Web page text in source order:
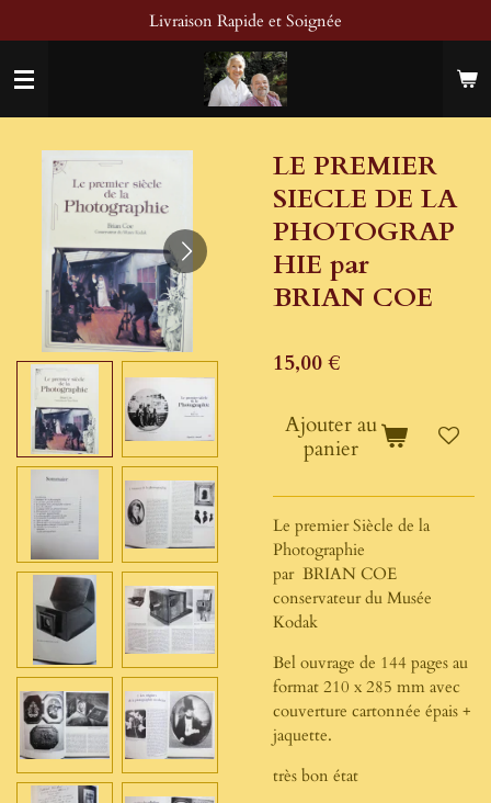
au
contenu
principal
Livraison Rapide et Soignée
LE PREMIER
SIECLE DE LA
PHOTOGRAP
HIE par
BRIAN COE
15,00 €
Ajouter au
panier
Le premier Siècle de la
Photographie
par BRIAN COE
conservateur du Musée
Kodak
Bel ouvrage de 144 pages au
format 210 x 285 mm avec
couverture cartonnée épais +
jaquette.
très bon état